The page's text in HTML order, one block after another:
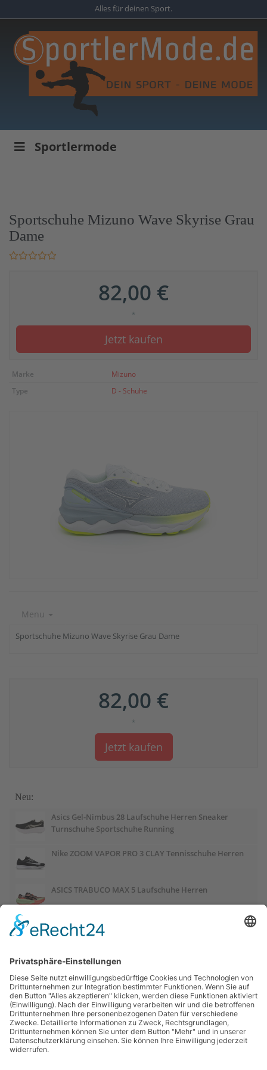
to
content
Alles für deinen Sport.
Sportlermode
Sportschuhe Mizuno Wave Skyrise Grau
Dame
82,00 €
*
Jetzt kaufen
Marke
Mizuno
Type
D - Schuhe
Menu
Sportschuhe Mizuno Wave Skyrise Grau Dame
82,00 €
*
Jetzt kaufen
Neu:
Asics Gel-Nimbus 28 Laufschuhe Herren Sneaker
Turnschuhe Sportschuhe Running
Nike ZOOM VAPOR PRO 3 CLAY Tennisschuhe Herren
ASICS TRABUCO MAX 5 Laufschuhe Herren
ASICS GEL-PULSE 17 Laufschuhe Damen
Salomon OUTCHILL Winterschuhe Damen
ASICS GEL-CUMULUS 28 Laufschuhe Damen